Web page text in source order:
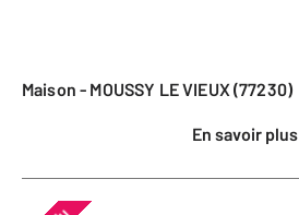
Maison - MOUSSY LE VIEUX (77230)
En savoir plus